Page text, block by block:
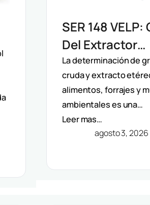
SER 148 VELP:
Del Extractor
Solventes Por
Método
La determinación de
cruda y extracto
alimentos, forrajes y
ambientales es una…
Leer mas…
agosto 3, 2026